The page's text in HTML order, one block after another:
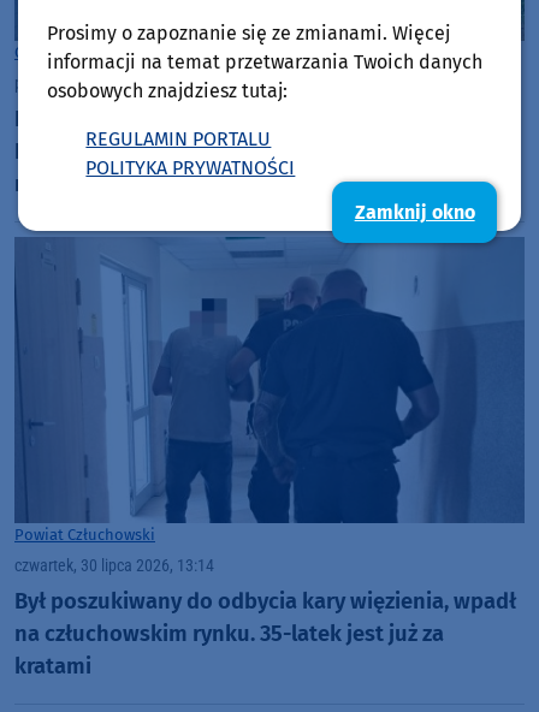
Człuchów
piątek, 31 lipca 2026, 07:33
Ruszyła budowa nowego Centrum Zdrowia
Psychicznego w Człuchowie. To inwestycja za
niecałe 10 mln złotych
Powiat Człuchowski
czwartek, 30 lipca 2026, 13:14
Był poszukiwany do odbycia kary więzienia, wpadł
na człuchowskim rynku. 35-latek jest już za
kratami
Prosimy o zapoznanie się ze zmianami. Więcej
informacji na temat przetwarzania Twoich danych
osobowych znajdziesz tutaj:
REGULAMIN PORTALU
POLITYKA PRYWATNOŚCI
Zamknij okno